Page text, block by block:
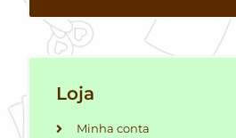
Loja
Minha conta